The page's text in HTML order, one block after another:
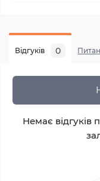
Відгуків 0
Немає відгуків